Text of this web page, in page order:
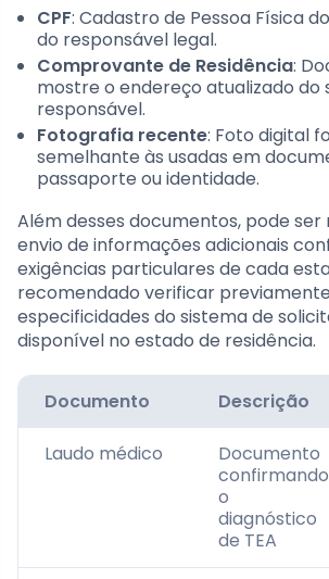
CPF: Cadastro de Pessoa Física
do responsável legal.
Comprovante de Residência:
mostre o endereço atualizado do
responsável.
Fotografia recente: Foto digital
semelhante às usadas em
passaporte ou identidade.
Além desses documentos, pode ser
envio de informações adicionais
exigências particulares de cada
recomendado verificar
especificidades do sistema de
disponível no estado de residência.
Documento Descrição
Laudo médico
Documento
confirmando
o
diagnóstico
de TEA